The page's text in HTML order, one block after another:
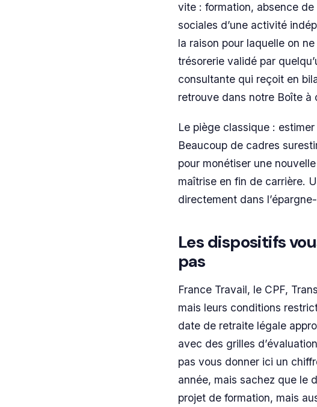
vite : formation, absence
sociales d’une activité
la raison pour laquelle on
trésorerie validé par
consultante qui reçoit en
retrouve dans notre Boîte à
Le piège classique :
Beaucoup de cadres
pour monétiser une
maîtrise en fin de carrière.
directement dans
Les dispositifs
pas
France Travail, le CPF,
mais leurs conditions
date de retraite légale
avec des grilles
pas vous donner ici un
année, mais sachez que le
projet de formation, mais